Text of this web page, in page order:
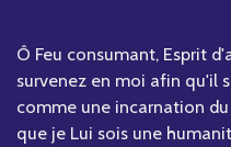
Ô Feu consumant, Esprit
survenez en moi afin qu'il
comme une incarnation du
que je Lui sois une